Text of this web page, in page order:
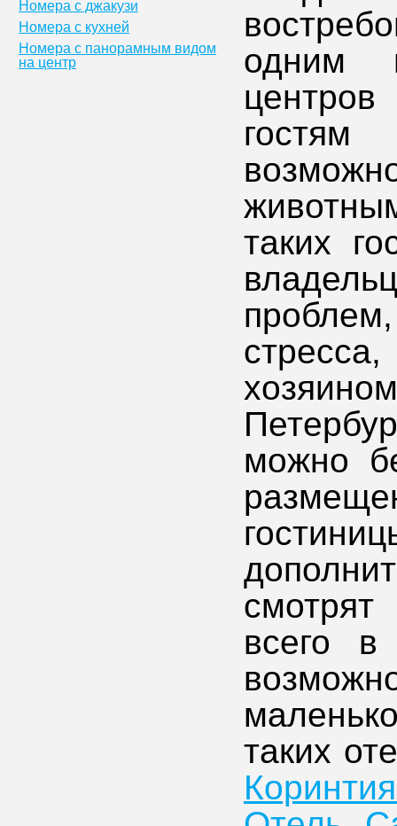
Номера с джакузи
Номера с кухней
Номера с панорамным видом
на центр
одним
гостям
таких
можно
всего в
таких